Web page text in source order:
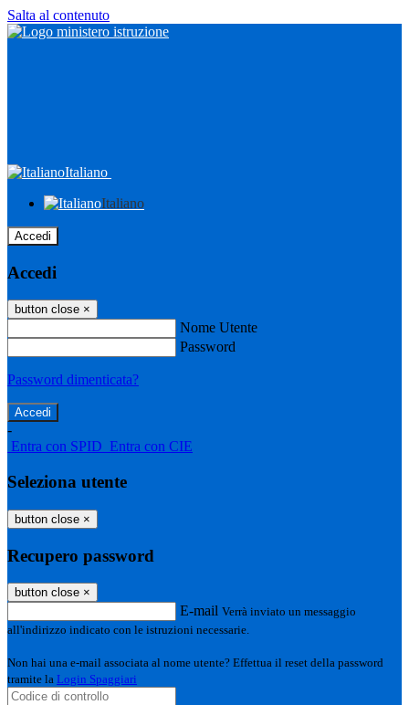
Salta al contenuto
Italiano
Italiano
Accedi
Accedi
button close ×
Nome Utente
Password
Password dimenticata?
-
Entra con SPID Entra con CIE
Seleziona utente
button close ×
Recupero password
button close ×
E-mail Verrà inviato un messaggio
all'indirizzo indicato con le istruzioni necessarie.
Non hai una e-mail associata al nome utente? Effettua il reset della password
tramite la Login Spaggiari